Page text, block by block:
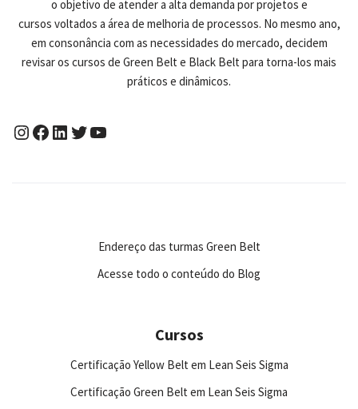
o objetivo de atender a alta demanda por projetos e
cursos voltados a área de melhoria de processos. No mesmo ano,
em consonância com as necessidades do mercado, decidem
revisar os cursos de Green Belt e Black Belt para torna-los mais
práticos e dinâmicos.
Endereço das turmas Green Belt
Acesse todo o conteúdo do Blog
Cursos
Certificação Yellow Belt em Lean Seis Sigma
Certificação Green Belt em Lean Seis Sigma